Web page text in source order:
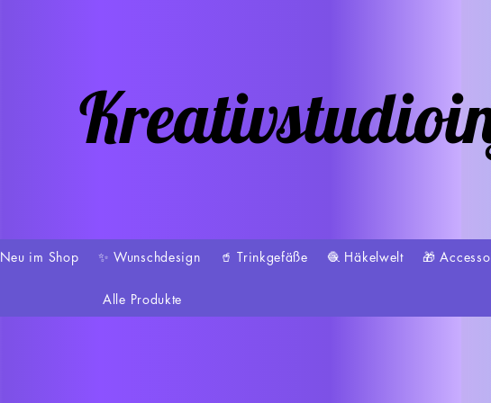
Neu im Shop ✨ Wunschdesign 🥤 Trinkgefäße 🧶 Häkelwelt 🎁
Alle Produkte